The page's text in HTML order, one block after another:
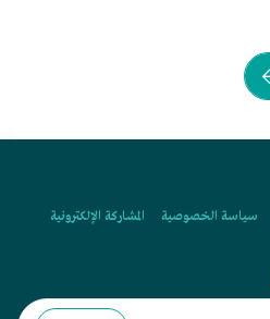
سياسة الخصوصية
المشاركة الإلكترونية